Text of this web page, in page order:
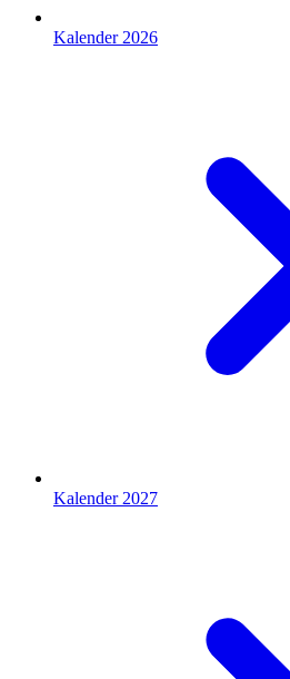
Kalender 2026
Kalender 2027